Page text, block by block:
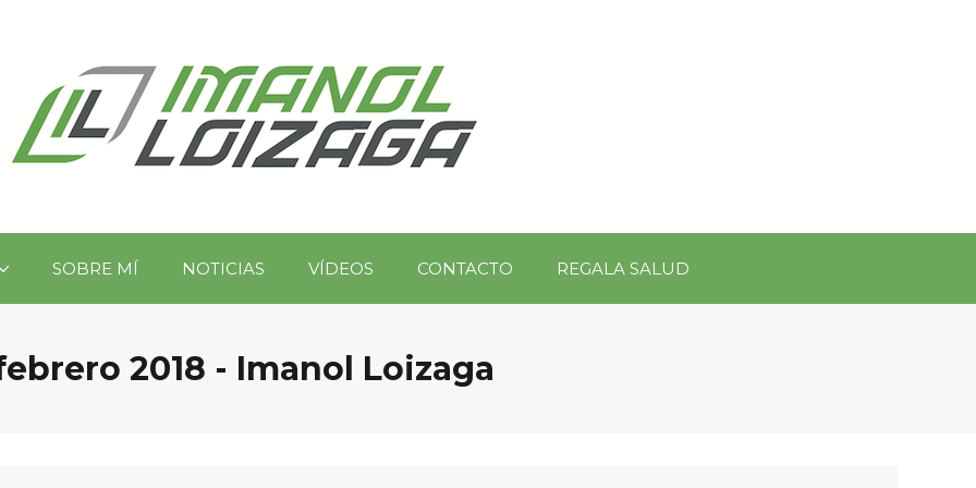
SOBRE MÍ NOTICIAS VÍDEOS CONTACTO REGALA SALUD
2018 - Imanol Loizaga